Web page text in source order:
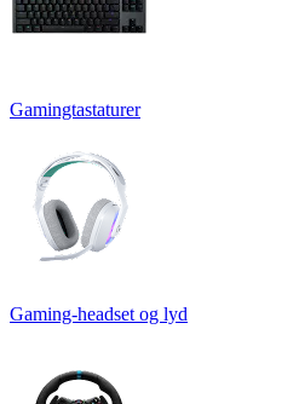
Gamingtastaturer
Gaming-headset og lyd